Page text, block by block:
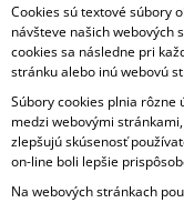
Cookies sú textové súbory
návšteve našich webových
cookies sa následne pri
stránku alebo inú webovú
Súbory cookies plnia
medzi webovými
zlepšujú skúsenosť
on-line boli lepšie
Na webových stránkach